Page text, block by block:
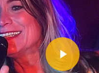
Play Video